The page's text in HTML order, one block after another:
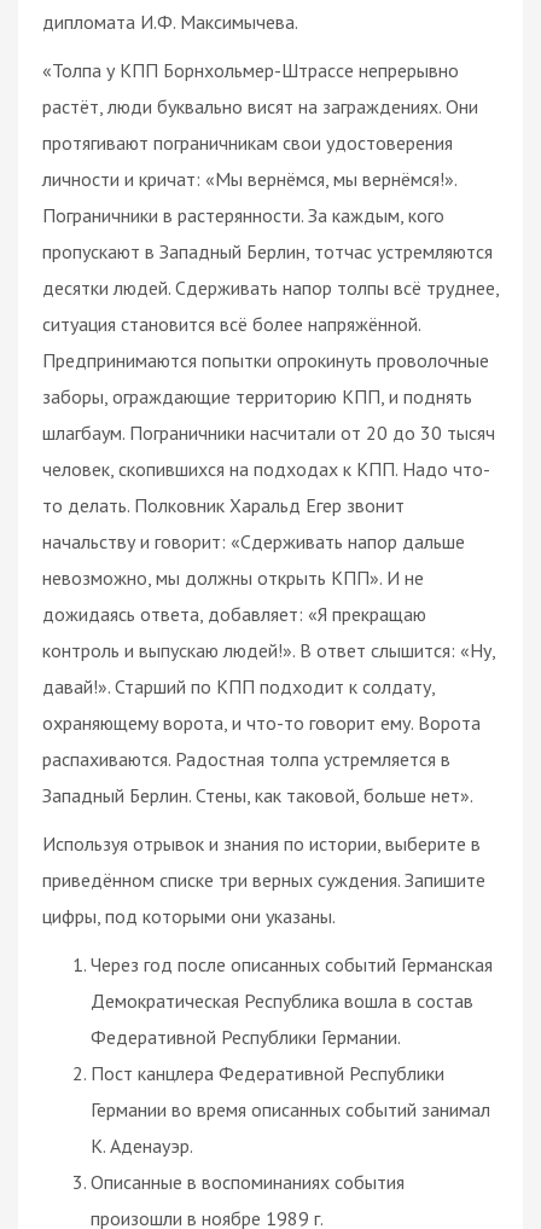
дипломата И.Ф. Максимычева.
«Толпа у КПП Борнхольмер-Штрассе непрерывно
растёт, люди буквально висят на заграждениях. Они
протягивают пограничникам свои удостоверения
личности и кричат: «Мы вернёмся, мы вернёмся!».
Пограничники в растерянности. За каждым, кого
пропускают в Западный Берлин, тотчас устремляются
десятки людей. Сдерживать напор толпы всё труднее,
ситуация становится всё более напряжённой.
Предпринимаются попытки опрокинуть проволочные
заборы, ограждающие территорию КПП, и поднять
шлагбаум. Пограничники насчитали от 20 до 30 тысяч
человек, скопившихся на подходах к КПП. Надо что-
то делать. Полковник Харальд Егер звонит
начальству и говорит: «Сдерживать напор дальше
невозможно, мы должны открыть КПП». И не
дожидаясь ответа, добавляет: «Я прекращаю
контроль и выпускаю людей!». В ответ слышится: «Ну,
давай!». Старший по КПП подходит к солдату,
охраняющему ворота, и что-то говорит ему. Ворота
распахиваются. Радостная толпа устремляется в
Западный Берлин. Стены, как таковой, больше нет».
Используя отрывок и знания по истории, выберите в
приведённом списке три верных суждения. Запишите
цифры, под которыми они указаны.
Через год после описанных событий Германская
Демократическая Республика вошла в состав
Федеративной Республики Германии.
Пост канцлера Федеративной Республики
Германии во время описанных событий занимал
К. Аденауэр.
Описанные в воспоминаниях события
произошли в ноябре 1989 г.